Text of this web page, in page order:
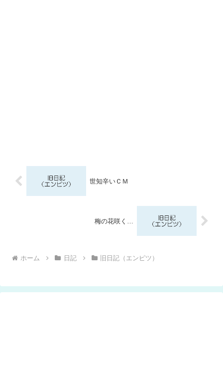
世知辛いＣＭ
梅の花咲く…
ホーム 日記 旧日記（エンピツ）